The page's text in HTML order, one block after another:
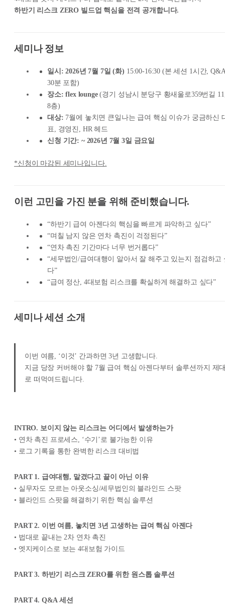
하반기 리스크 ZERO 빌드업 핵심을 전격 공개합니다.
세미나 정보
일시: 2026년 7월 7일 (화) 15:00-16:30 (본 세션 1시간, Q&A
30분 포함)
장소: flex lounge(경기 성남시 분당구 황새울로359번길
8층)
대상: 7월에 놓치면 큰일나는 급여 핵심 이슈가 궁금하신
표, 경영진, HR 헤드
신청 기간: ~ 2026년 7월 3일 금요일
*신청이 마감된 세미나입니다.
이런 고민을 가진 분을 위해 준비했습니다.
“하반기 급여 아젠다의 핵심을 빠르게 파악하고 싶다”
“며칠 남지 않은 연차 촉진이 걱정된다”
“연차 촉진 기간마다 너무 번거롭다”
“세무법인/급여대행이 알아서 잘 해주고 있는지 점검하고
다”
“급여 정산, 4대보험 리스크를 확실하게 해결하고 싶다”
세미나 세션 소개
이번 여름, ‘이것’ 간과하면 3년 고생합니다.
지금 당장 커버해야 할 7월 급여 핵심 아젠다부터 솔루션까지 제
로 떠먹여드립니다.
INTRO. 보이지 않는 리스크는 어디에서 발생하는가
• 연차 촉진 프로세스, ‘수기’로 불가능한 이유
• 로그 기록을 통한 완벽한 리스크 대비법
PART 1. 급여대행, 맡겼다고 끝이 아닌 이유
• 실무자도 모르는 아웃소싱/세무법인의 블라인드 스팟
• 블라인드 스팟을 해결하기 위한 핵심 솔루션
PART 2. 이번 여름, 놓치면 3년 고생하는 급여 핵심 아젠다
• 법대로 끝내는 2차 연차 촉진
• 엣지케이스로 보는 4대보험 가이드
PART 3. 하반기 리스크 ZERO를 위한 원스톱 솔루션
PART 4. Q&A 세션